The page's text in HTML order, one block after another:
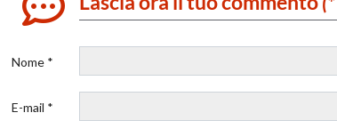
Nome *
E-mail *